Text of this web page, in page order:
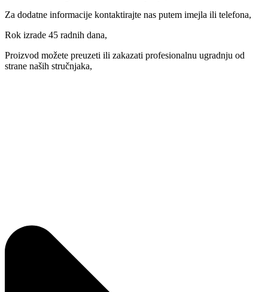
Za dodatne informacije kontaktirajte nas putem imejla ili telefona,
Rok izrade 45 radnih dana,
Proizvod možete preuzeti ili zakazati profesionalnu ugradnju od
strane naših stručnjaka,